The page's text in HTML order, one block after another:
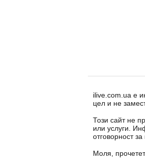
ilive.com.ua е
цел и не
Този сайт не
или услуги.
отговорност
Моля,